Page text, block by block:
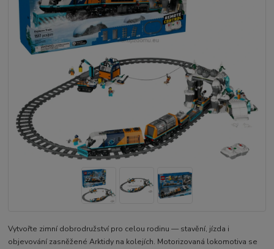
Vytvořte zimní dobrodružství pro celou rodinu — stavění, jízda i
objevování zasněžené Arktidy na kolejích. Motorizovaná lokomotiva se